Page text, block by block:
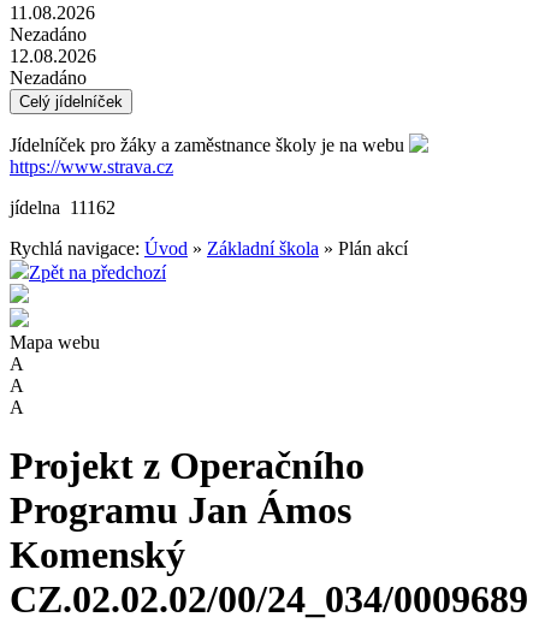
11.08.2026
Nezadáno
12.08.2026
Nezadáno
Celý jídelníček
Jídelníček pro žáky a zaměstnance školy je na webu
https://www.strava.cz
jídelna 11162
Rychlá navigace: Úvod » Základní škola » Plán akcí
Zpět na předchozí
Mapa webu
A
A
A
Projekt z Operačního
Programu Jan Ámos
Komenský
CZ.02.02.02/00/24_034/0009689